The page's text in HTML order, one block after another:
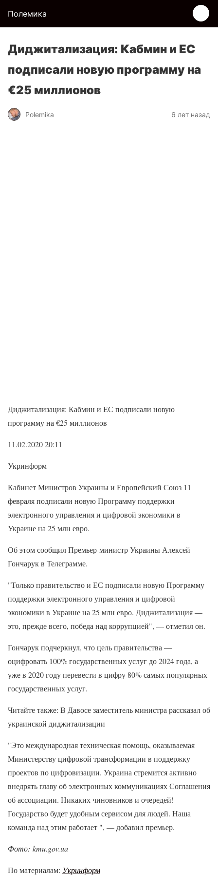
Полемика
Диджитализация: Кабмин и ЕС
подписали новую программу на
€25 миллионов
Polemika 6 лет назад
Диджитализация: Кабмин и ЕС подписали новую
программу на €25 миллионов
11.02.2020 20:11
Укринформ
Кабинет Министров Украины и Европейский Союз 11
февраля подписали новую Программу поддержки
электронного управления и цифровой экономики в
Украине на 25 млн евро.
Об этом сообщил Премьер-министр Украины Алексей
Гончарук в Телеграмме.
"Только правительство и ЕС подписали новую Программу
поддержки электронного управления и цифровой
экономики в Украине на 25 млн евро. Диджитализация —
это, прежде всего, победа над коррупцией", — отметил он.
Гончарук подчеркнул, что цель правительства —
оцифровать 100% государственных услуг до 2024 года, а
уже в 2020 году перевести в цифру 80% самых популярных
государственных услуг.
Читайте также: В Давосе заместитель министра рассказал об
украинской диджитализации
"Это международная техническая помощь, оказываемая
Министерству цифровой трансформации в поддержку
проектов по цифровизации. Украина стремится активно
внедрять главу об электронных коммуникациях Соглашения
об ассоциации. Никаких чиновников и очередей!
Государство будет удобным сервисом для людей. Наша
команда над этим работает ", — добавил премьер.
Фото: kmu.gov.ua
По материалам: Укринформ